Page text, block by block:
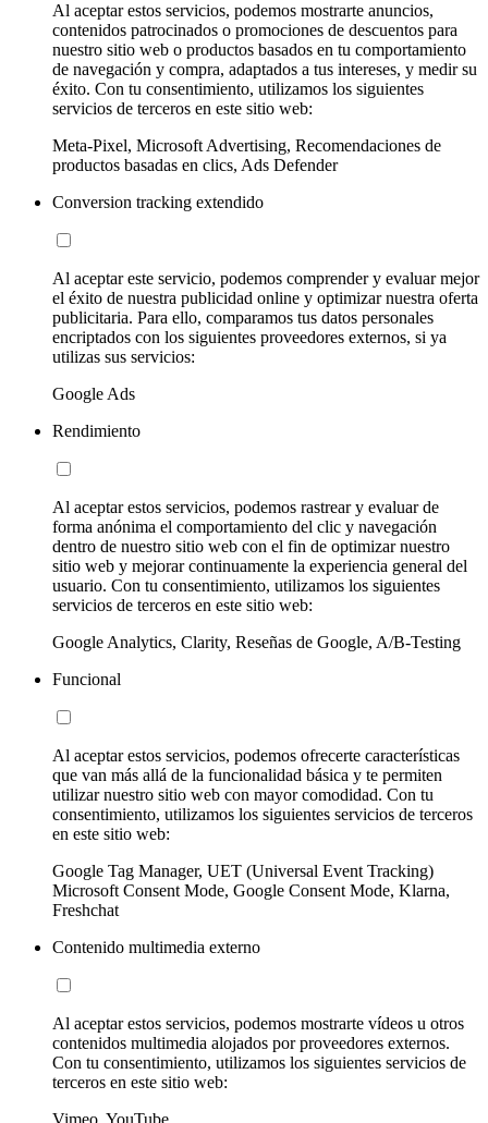
Al aceptar estos servicios, podemos mostrarte anuncios,
contenidos patrocinados o promociones de descuentos para
nuestro sitio web o productos basados en tu comportamiento
de navegación y compra, adaptados a tus intereses, y medir su
éxito. Con tu consentimiento, utilizamos los siguientes
servicios de terceros en este sitio web:
Meta-Pixel, Microsoft Advertising, Recomendaciones de
productos basadas en clics, Ads Defender
Conversion tracking extendido
Al aceptar este servicio, podemos comprender y evaluar mejor
el éxito de nuestra publicidad online y optimizar nuestra oferta
publicitaria. Para ello, comparamos tus datos personales
encriptados con los siguientes proveedores externos, si ya
utilizas sus servicios:
Google Ads
Rendimiento
Al aceptar estos servicios, podemos rastrear y evaluar de
forma anónima el comportamiento del clic y navegación
dentro de nuestro sitio web con el fin de optimizar nuestro
sitio web y mejorar continuamente la experiencia general del
usuario. Con tu consentimiento, utilizamos los siguientes
servicios de terceros en este sitio web:
Google Analytics, Clarity, Reseñas de Google, A/B-Testing
Funcional
Al aceptar estos servicios, podemos ofrecerte características
que van más allá de la funcionalidad básica y te permiten
utilizar nuestro sitio web con mayor comodidad. Con tu
consentimiento, utilizamos los siguientes servicios de terceros
en este sitio web:
Google Tag Manager, UET (Universal Event Tracking)
Microsoft Consent Mode, Google Consent Mode, Klarna,
Freshchat
Contenido multimedia externo
Al aceptar estos servicios, podemos mostrarte vídeos u otros
contenidos multimedia alojados por proveedores externos.
Con tu consentimiento, utilizamos los siguientes servicios de
terceros en este sitio web:
Vimeo, YouTube